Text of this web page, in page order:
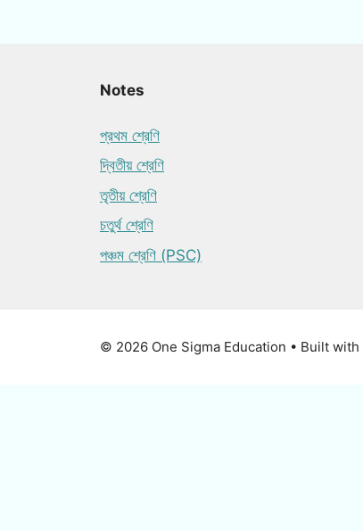
Notes
প্রথম শ্রেণি
দ্বিতীয় শ্রেণি
তৃতীয় শ্রেণি
চতুর্থ শ্রেণি
পঞ্চম শ্রেণি (PSC)
© 2026 One Sigma Education • Built with